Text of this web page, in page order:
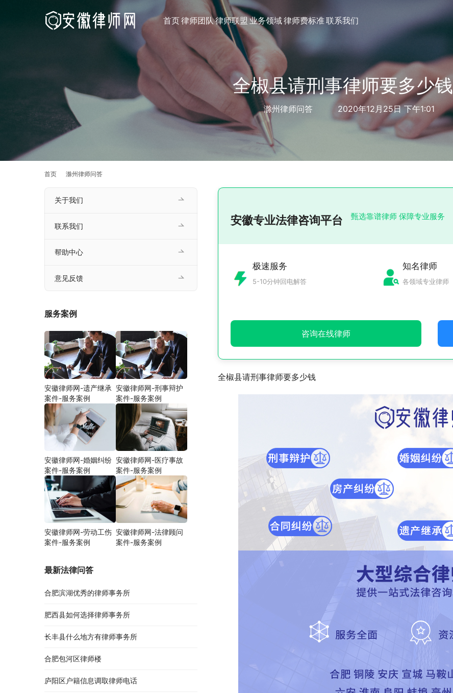
首页律师团队律师联盟业务领域律师费标准联系我们
全椒县请刑事律师要多少钱
滁州律师问答 2020年12月25日 下午1:01
首页 滁州律师问答
安徽专业法律咨询平台 甄选靠谱律师 保障专业服务
极速服务
5-10分钟回电解答
知名律师
各领域专业律师
咨询在线律师
全椒县请刑事律师要多少钱
关于我们
联系我们
帮助中心
意见反馈
服务案例
安徽律师网-遗产继承
案件-服务案例
安徽律师网-刑事辩护
案件-服务案例
安徽律师网-婚姻纠纷
案件-服务案例
安徽律师网-医疗事故
案件-服务案例
安徽律师网-劳动工伤
案件-服务案例
安徽律师网-法律顾问
案件-服务案例
最新法律问答
合肥滨湖优秀的律师事务所
肥西县如何选择律师事务所
长丰县什么地方有律师事务所
合肥包河区律师楼
庐阳区户籍信息调取律师电话